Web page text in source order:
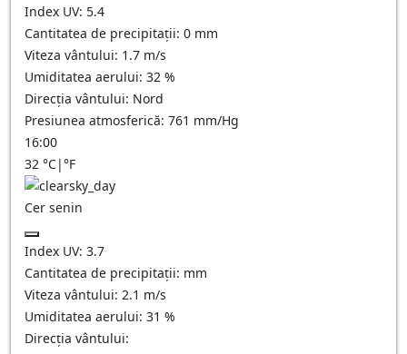
Index UV: 5.4
Cantitatea de precipitații: 0 mm
Viteza vântului: 1.7 m/s
Umiditatea aerului: 32 %
Direcția vântului: Nord
Presiunea atmosferică: 761 mm/Hg
16:00
32 °C|°F
Cer senin
Index UV: 3.7
Cantitatea de precipitații: mm
Viteza vântului: 2.1 m/s
Umiditatea aerului: 31 %
Direcția vântului: